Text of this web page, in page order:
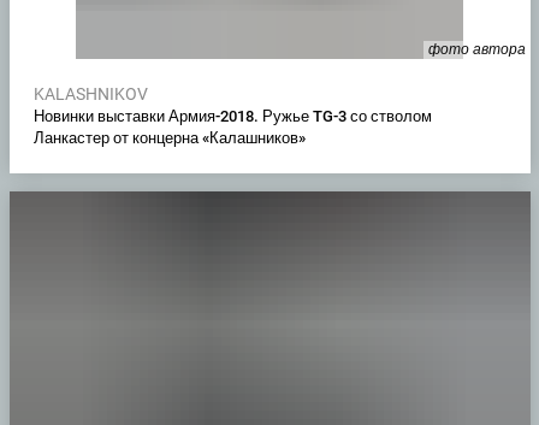
фото автора
KALASHNIKOV
Новинки выставки Армия-2018. Ружье TG-3 со стволом
Ланкастер от концерна «Калашников»